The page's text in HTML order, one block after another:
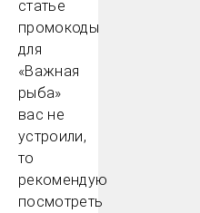
статье
промокоды
для
«Важная
рыба»
вас не
устроили,
то
рекомендую
посмотреть